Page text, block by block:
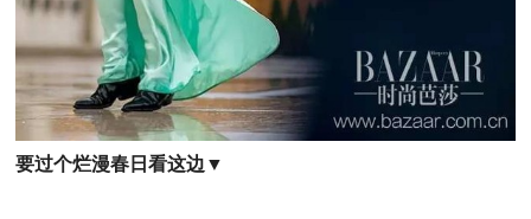
要过个烂漫春日看这边▼